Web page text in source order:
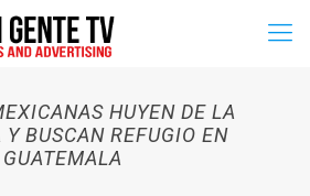
HUYEN DE LA
BUSCAN REFUGIO EN
GUATEMALA